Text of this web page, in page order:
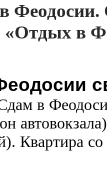
Феодосии.
«Отдых в
в
Квартира со